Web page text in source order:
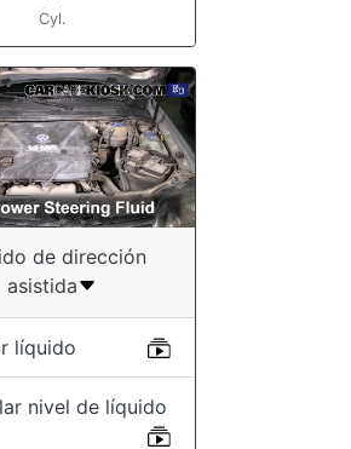
Cyl.
de dirección
asistida
líquido
nivel de líquido